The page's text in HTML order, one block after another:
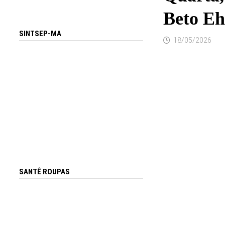
Beto
18/05/2026
SINTSEP-MA
SANTÊ ROUPAS